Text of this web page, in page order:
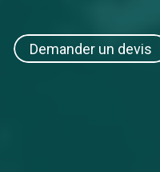
Demander un devis